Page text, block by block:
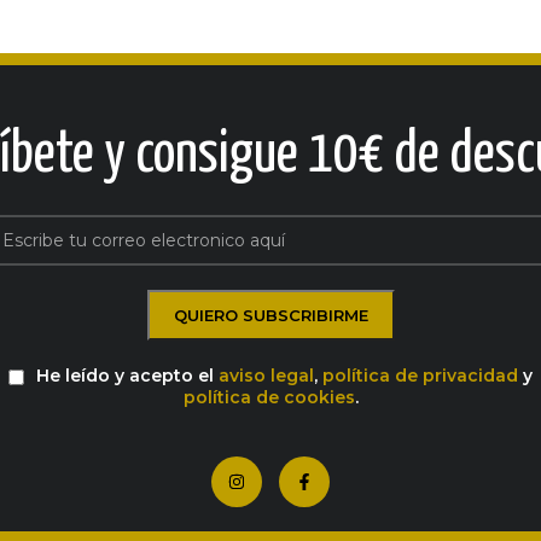
y consigue 10€ de
He leído y acepto el aviso legal, política de privacidad y
política de cookies.